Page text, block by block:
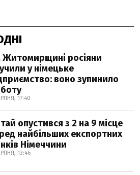
Житомирщині росіяни
у німецьке
воно зупинило
17:40
опустився з 2 на 9 місце
найбільших експортних
Німеччини
13:46